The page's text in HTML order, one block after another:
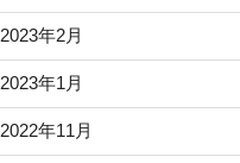
2023年2月
2023年1月
2022年11月